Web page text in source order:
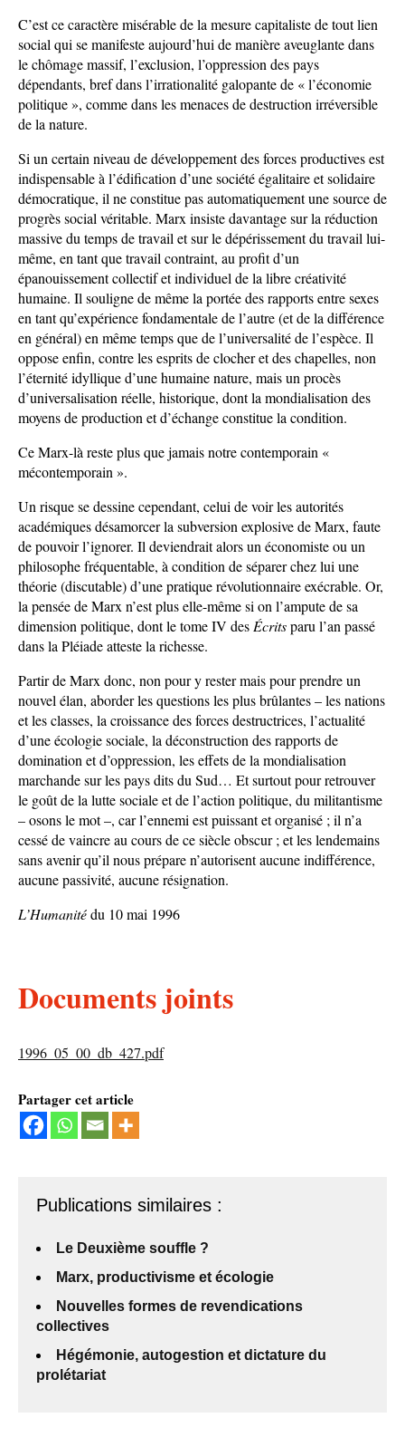
C’est ce caractère misérable de la mesure capitaliste de tout lien
social qui se manifeste aujourd’hui de manière aveuglante dans
le chômage massif, l’exclusion, l’oppression des pays
dépendants, bref dans l’irrationalité galopante de « l’économie
politique », comme dans les menaces de destruction irréversible
de la nature.
Si un certain niveau de développement des forces productives est
indispensable à l’édification d’une société égalitaire et solidaire
démocratique, il ne constitue pas automatiquement une source de
progrès social véritable. Marx insiste davantage sur la réduction
massive du temps de travail et sur le dépérissement du travail lui-
même, en tant que travail contraint, au profit d’un
épanouissement collectif et individuel de la libre créativité
humaine. Il souligne de même la portée des rapports entre sexes
en tant qu’expérience fondamentale de l’autre (et de la différence
en général) en même temps que de l’universalité de l’espèce. Il
oppose enfin, contre les esprits de clocher et des chapelles, non
l’éternité idyllique d’une humaine nature, mais un procès
d’universalisation réelle, historique, dont la mondialisation des
moyens de production et d’échange constitue la condition.
Ce Marx-là reste plus que jamais notre contemporain «
mécontemporain ».
Un risque se dessine cependant, celui de voir les autorités
académiques désamorcer la subversion explosive de Marx, faute
de pouvoir l’ignorer. Il deviendrait alors un économiste ou un
philosophe fréquentable, à condition de séparer chez lui une
théorie (discutable) d’une pratique révolutionnaire exécrable. Or,
la pensée de Marx n’est plus elle-même si on l’ampute de sa
dimension politique, dont le tome IV des Écritsparu l’an passé
dans la Pléiade atteste la richesse.
Partir de Marx donc, non pour y rester mais pour prendre un
nouvel élan, aborder les questions les plus brûlantes – les nations
et les classes, la croissance des forces destructrices, l’actualité
d’une écologie sociale, la déconstruction des rapports de
domination et d’oppression, les effets de la mondialisation
marchande sur les pays dits du Sud… Et surtout pour retrouver
le goût de la lutte sociale et de l’action politique, du militantisme
– osons le mot –, car l’ennemi est puissant et organisé ; il n’a
cessé de vaincre au cours de ce siècle obscur ; et les lendemains
sans avenir qu’il nous prépare n’autorisent aucune indifférence,
aucune passivité, aucune résignation.
L’Humanitédu 10 mai 1996
Documents joints
1996_05_00_db_427.pdf
Partager cet article
Publications similaires :
Le Deuxième souffle ?
Marx, productivisme et écologie
Nouvelles formes de revendications
collectives
Hégémonie, autogestion et dictature du
prolétariat